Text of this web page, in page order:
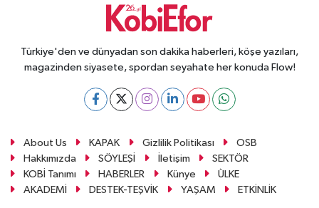
Türkiye'den ve dünyadan son dakika haberleri, köşe yazıları,
magazinden siyasete, spordan seyahate her konuda Flow!
About Us KAPAK Gizlilik Politikası
OSB
Hakkımızda
SÖYLEŞİ İletişim
SEKTÖR
KOBİ Tanımı
HABERLER Künye
ÜLKE
AKADEMİ
DESTEK-TEŞVİK YAŞAM ETKİNLİK